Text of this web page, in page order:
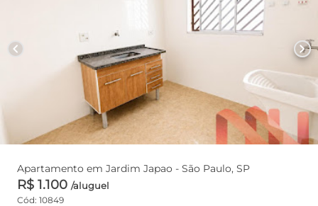
chevron_left chevron_right
Apartamento em Jardim Japao - São Paulo, SP
R$ 1.100 /aluguel
Cód: 10849